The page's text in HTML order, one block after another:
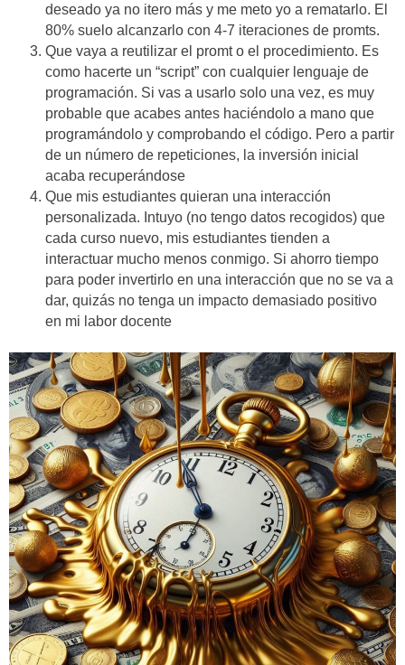
deseado ya no itero más y me meto yo a rematarlo. El
80% suelo alcanzarlo con 4-7 iteraciones de promts.
Que vaya a reutilizar el promt o el procedimiento. Es
como hacerte un “script” con cualquier lenguaje de
programación. Si vas a usarlo solo una vez, es muy
probable que acabes antes haciéndolo a mano que
programándolo y comprobando el código. Pero a partir
de un número de repeticiones, la inversión inicial
acaba recuperándose
Que mis estudiantes quieran una interacción
personalizada. Intuyo (no tengo datos recogidos) que
cada curso nuevo, mis estudiantes tienden a
interactuar mucho menos conmigo. Si ahorro tiempo
para poder invertirlo en una interacción que no se va a
dar, quizás no tenga un impacto demasiado positivo
en mi labor docente